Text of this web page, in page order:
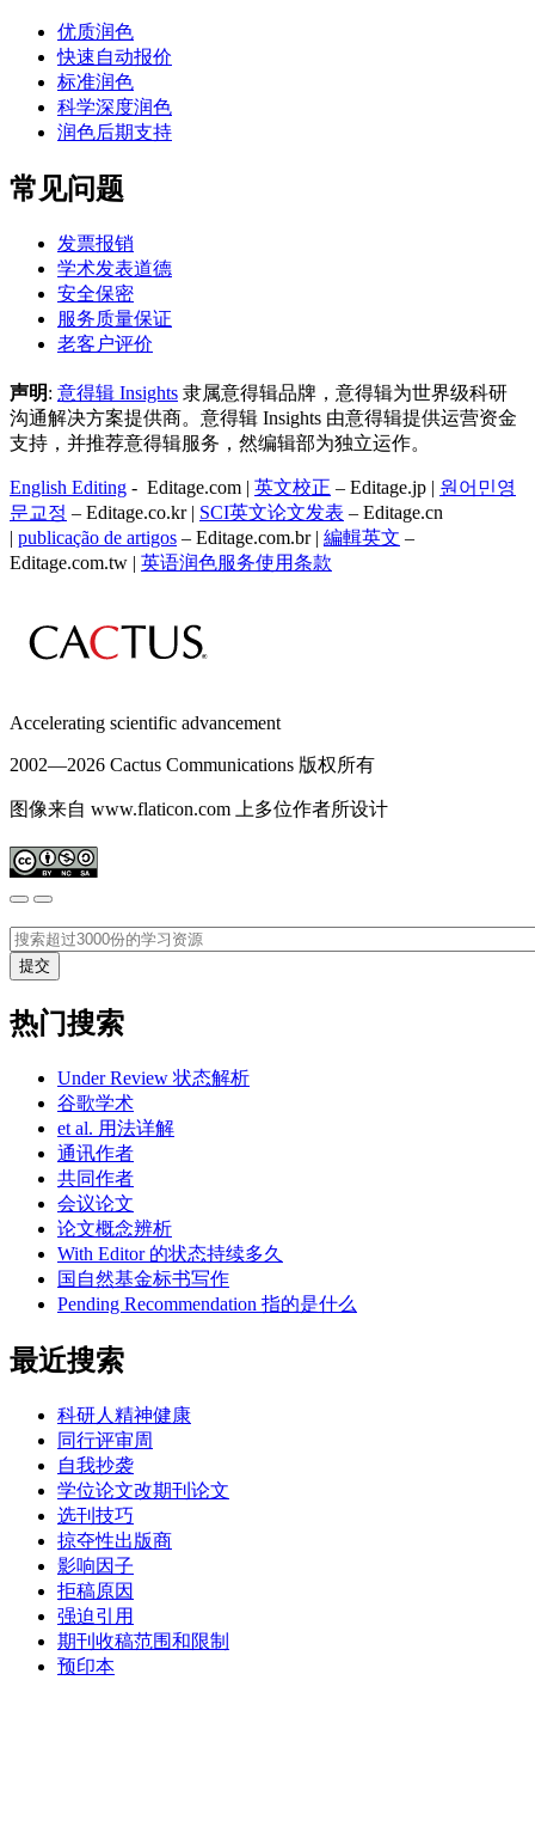
优质润色
快速自动报价
标准润色
科学深度润色
润色后期支持
常见问题
发票报销
学术发表道德
安全保密
服务质量保证
老客户评价
声明: 意得辑 Insights 隶属意得辑品牌，意得辑为世界级科研
沟通解决方案提供商。意得辑 Insights 由意得辑提供运营资金
支持，并推荐意得辑服务，然编辑部为独立运作。
English Editing - Editage.com | 英文校正 – Editage.jp | 원어민영
문교정 – Editage.co.kr | SCI英文论文发表 – Editage.cn
| publicação de artigos – Editage.com.br | 編輯英文 –
Editage.com.tw | 英语润色服务使用条款
Accelerating scientific advancement
2002—2026 Cactus Communications 版权所有
图像来自 www.flaticon.com 上多位作者所设计
热门搜索
Under Review 状态解析
谷歌学术
et al. 用法详解
通讯作者
共同作者
会议论文
论文概念辨析
With Editor 的状态持续多久
国自然基金标书写作
Pending Recommendation 指的是什么
最近搜索
科研人精神健康
同行评审周
自我抄袭
学位论文改期刊论文
选刊技巧
掠夺性出版商
影响因子
拒稿原因
强迫引用
期刊收稿范围和限制
预印本